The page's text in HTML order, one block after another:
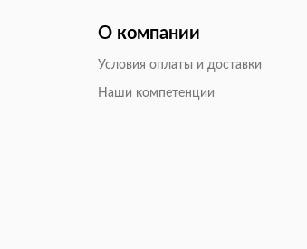
О компании
Условия оплаты и доставки
Наши компетенции